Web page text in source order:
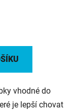
vhodné do
je lepší chovat